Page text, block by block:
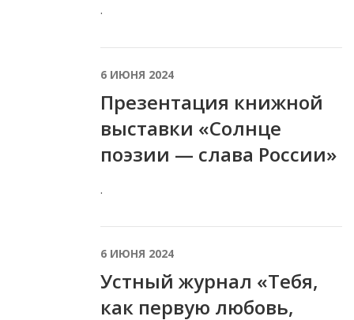
.
6 ИЮНЯ 2024
Презентация книжной
выставки «Солнце
поэзии — слава России»
.
6 ИЮНЯ 2024
Устный журнал «Тебя,
как первую любовь,